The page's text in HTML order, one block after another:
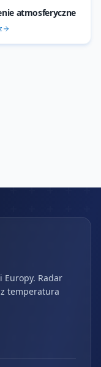
atmosferyczne
Europy. Radar
temperatura